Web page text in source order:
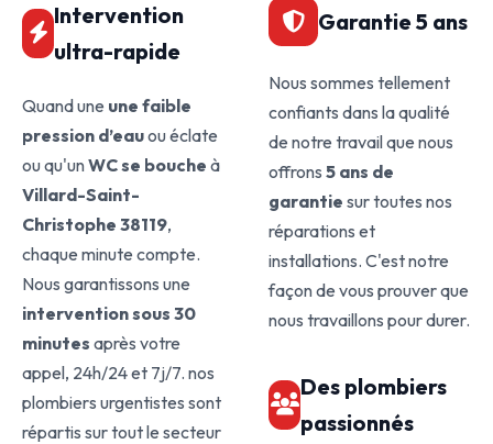
Intervention
ultra-rapide
Quand une une faible
pression d’eauou éclate
ou qu'unWC se bouche à
Villard-Saint-
Christophe 38119,
chaque minute compte.
Nous garantissons une
intervention sous 30
minutes après votre
appel, 24h/24 et 7j/7. nos
plombiers urgentistes sont
répartis sur tout le secteur
Garantie 5 ans
Nous sommes tellement
confiants dans la qualité
de notre travail que nous
offrons 5 ans de
garantie sur toutes nos
réparations et
installations. C'est notre
façon de vous prouver que
nous travaillons pour durer.
Des plombiers
passionnés